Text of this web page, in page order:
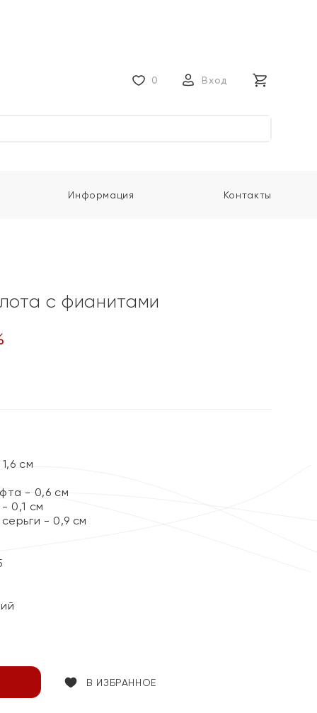
0 Вход
Информация Контакты
с фианитами
см
- 0,6 см
0,1 см
- 0,9 см
В ИЗБРАННОЕ